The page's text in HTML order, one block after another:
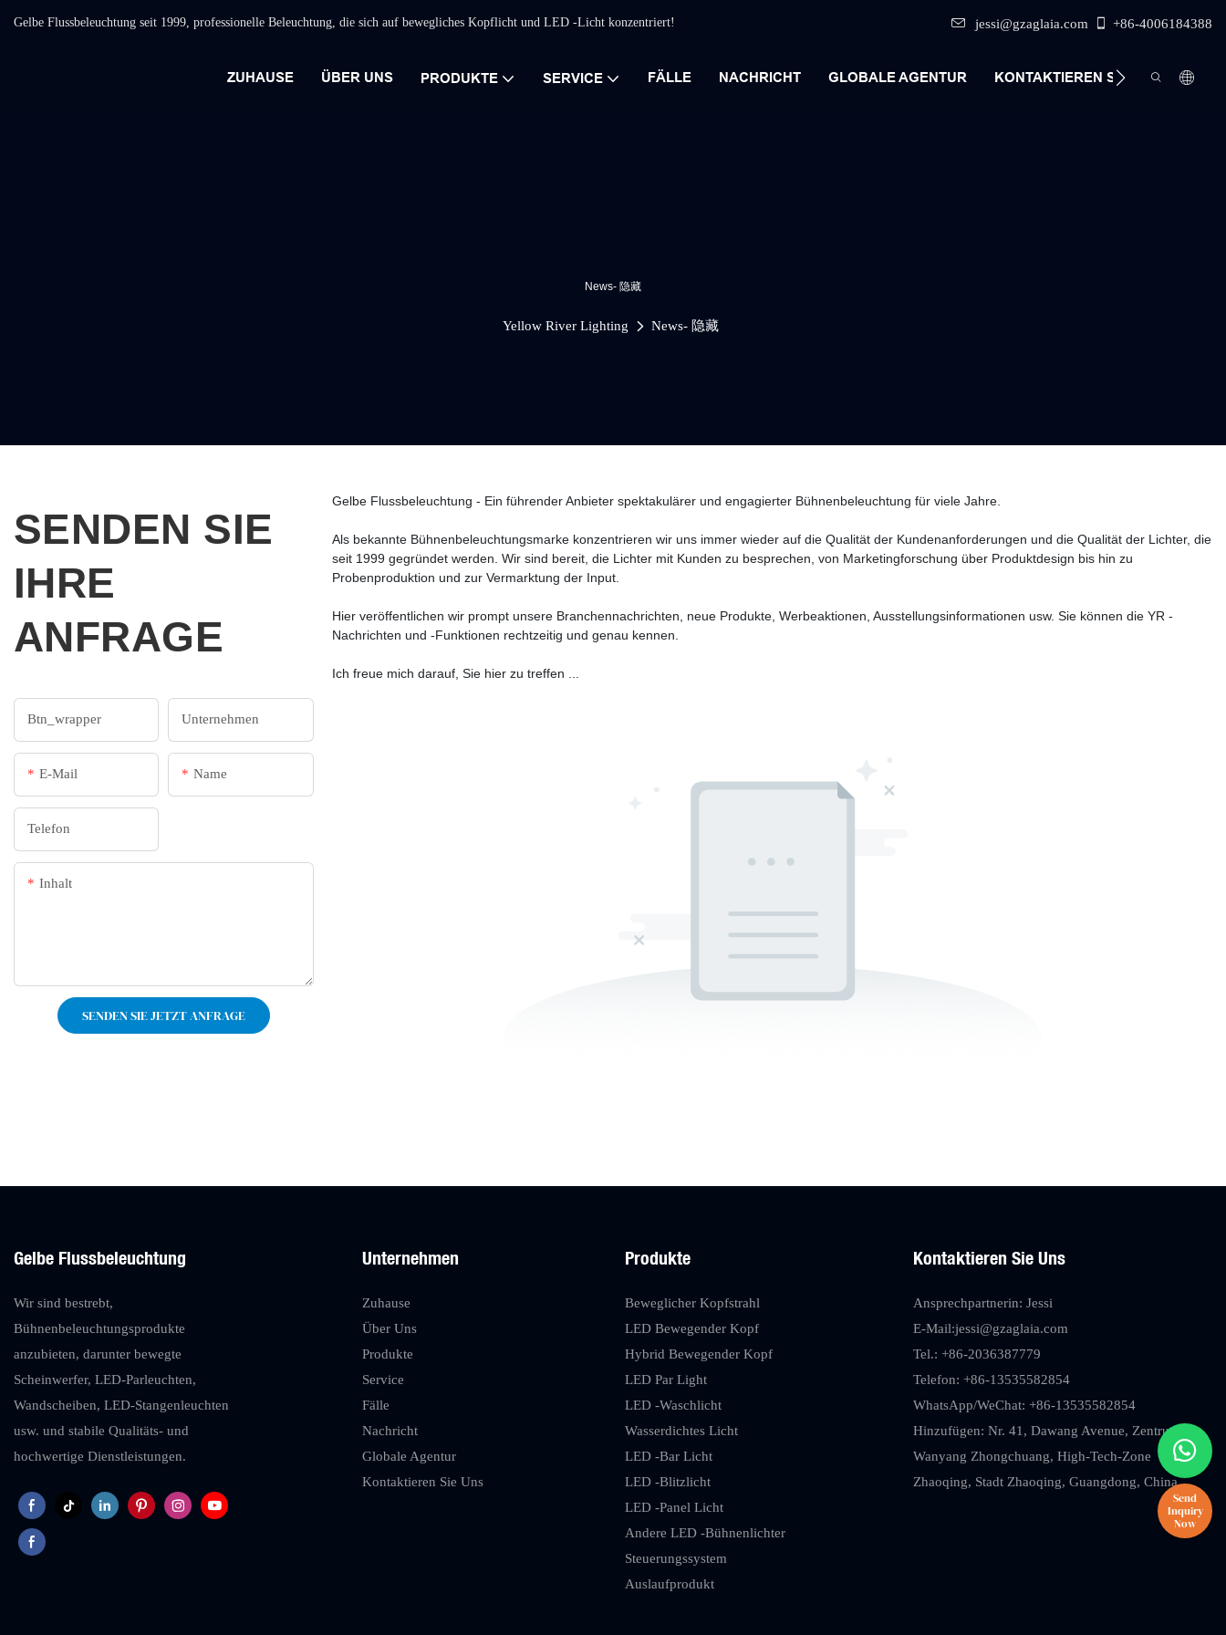
Gelbe Flussbeleuchtung seit 1999, professionelle Beleuchtung, die sich auf bewegliches Kopflicht und LED -Licht konzentriert! jessi@gzaglaia.com +86-4006184388
ZUHAUSE ÜBER UNS PRODUKTE SERVICE FÄLLE NACHRICHT GLOBALE AGENTUR KONTAKTIEREN SIE UNS
News- 隐藏
Yellow River Lighting News- 隐藏
SENDEN SIE
IHRE
ANFRAGE
Btn_wrapper Unternehmen
E-Mail Name
Telefon
Inhalt
SENDEN SIE JETZT ANFRAGE
Gelbe Flussbeleuchtung - Ein führender Anbieter spektakulärer und engagierter Bühnenbeleuchtung für viele Jahre.
Als bekannte Bühnenbeleuchtungsmarke konzentrieren wir uns immer wieder auf die Qualität der Kundenanforderungen und die Qualität der Lichter, die
seit 1999 gegründet werden. Wir sind bereit, die Lichter mit Kunden zu besprechen, von Marketingforschung über Produktdesign bis hin zu
Probenproduktion und zur Vermarktung der Input.
Hier veröffentlichen wir prompt unsere Branchennachrichten, neue Produkte, Werbeaktionen, Ausstellungsinformationen usw. Sie können die YR -
Nachrichten und -Funktionen rechtzeitig und genau kennen.
Ich freue mich darauf, Sie hier zu treffen ...
Gelbe Flussbeleuchtung
Wir sind bestrebt,
Bühnenbeleuchtungsprodukte
anzubieten, darunter bewegte
Scheinwerfer, LED-Parleuchten,
Wandscheiben, LED-Stangenleuchten
usw. und stabile Qualitäts- und
hochwertige Dienstleistungen.
Unternehmen
Zuhause
Über Uns
Produkte
Service
Fälle
Nachricht
Globale Agentur
Kontaktieren Sie Uns
Produkte
Beweglicher Kopfstrahl
LED Bewegender Kopf
Hybrid Bewegender Kopf
LED Par Light
LED -Waschlicht
Wasserdichtes Licht
LED -Bar Licht
LED -Blitzlicht
LED -Panel Licht
Andere LED -Bühnenlichter
Steuerungssystem
Auslaufprodukt
Kontaktieren Sie Uns
Ansprechpartnerin: Jessi
E-Mail:jessi@gzaglaia.com
Tel.: +86-2036387779
Telefon: +86-13535582854
WhatsApp/WeChat: +86-13535582854
Hinzufügen: Nr. 41, Dawang Avenue, Zentrum
Wanyang Zhongchuang, High-Tech-Zone
Zhaoqing, Stadt Zhaoqing, Guangdong, China.